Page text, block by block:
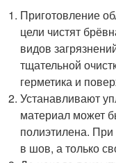
Приготовление
цели чистят
видов
тщательной
герметика и
Устанавливают
материал может
полиэтилена. При
в шов, а только